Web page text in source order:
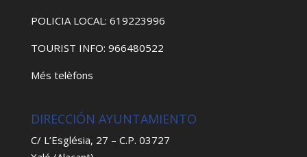
POLICIA LOCAL: 619223996
TOURIST INFO: 966480522
Més telèfons
DIRECCIÓN AYUNTAMIENTO
C/ L’Església, 27 – C.P. 03727